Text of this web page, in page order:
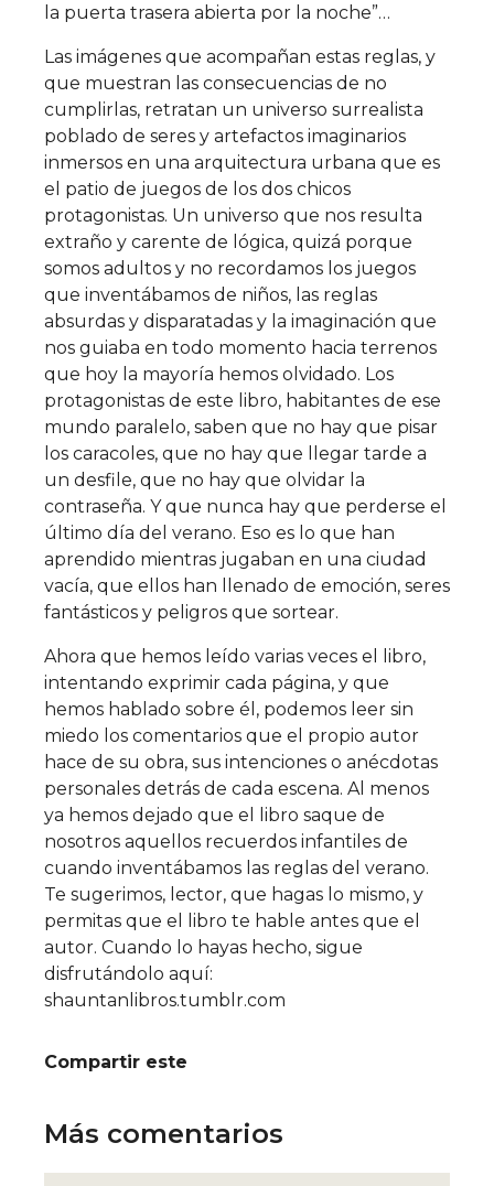
la puerta trasera abierta por la noche”…
Las imágenes que acompañan estas reglas, y
que muestran las consecuencias de no
cumplirlas, retratan un universo surrealista
poblado de seres y artefactos imaginarios
inmersos en una arquitectura urbana que es
el patio de juegos de los dos chicos
protagonistas. Un universo que nos resulta
extraño y carente de lógica, quizá porque
somos adultos y no recordamos los juegos
que inventábamos de niños, las reglas
absurdas y disparatadas y la imaginación que
nos guiaba en todo momento hacia terrenos
que hoy la mayoría hemos olvidado. Los
protagonistas de este libro, habitantes de ese
mundo paralelo, saben que no hay que pisar
los caracoles, que no hay que llegar tarde a
un desfile, que no hay que olvidar la
contraseña. Y que nunca hay que perderse el
último día del verano. Eso es lo que han
aprendido mientras jugaban en una ciudad
vacía, que ellos han llenado de emoción, seres
fantásticos y peligros que sortear.
Ahora que hemos leído varias veces el libro,
intentando exprimir cada página, y que
hemos hablado sobre él, podemos leer sin
miedo los comentarios que el propio autor
hace de su obra, sus intenciones o anécdotas
personales detrás de cada escena. Al menos
ya hemos dejado que el libro saque de
nosotros aquellos recuerdos infantiles de
cuando inventábamos las reglas del verano.
Te sugerimos, lector, que hagas lo mismo, y
permitas que el libro te hable antes que el
autor. Cuando lo hayas hecho, sigue
disfrutándolo aquí:
shauntanlibros.tumblr.com
Compartir este
Más comentarios